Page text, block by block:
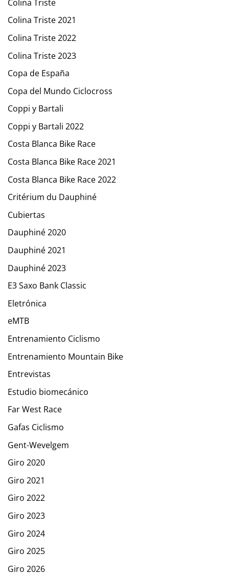
Colina Triste
Colina Triste 2021
Colina Triste 2022
Colina Triste 2023
Copa de España
Copa del Mundo Ciclocross
Coppi y Bartali
Coppi y Bartali 2022
Costa Blanca Bike Race
Costa Blanca Bike Race 2021
Costa Blanca Bike Race 2022
Critérium du Dauphiné
Cubiertas
Dauphiné 2020
Dauphiné 2021
Dauphiné 2023
E3 Saxo Bank Classic
Eletrónica
eMTB
Entrenamiento Ciclismo
Entrenamiento Mountain Bike
Entrevistas
Estudio biomecánico
Far West Race
Gafas Ciclismo
Gent-Wevelgem
Giro 2020
Giro 2021
Giro 2022
Giro 2023
Giro 2024
Giro 2025
Giro 2026